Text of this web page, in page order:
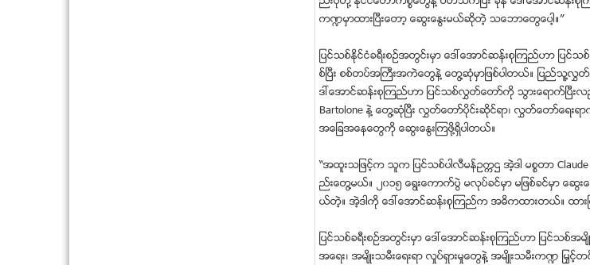
က႑မွာထားၿပီးေတာ့ ေဆြးေႏြးမယ္ဆိုတဲ့ သေဘာေတြေပါ့။”
ျပင္သစ္ႏုိင္ငံခရီးစဥ္အတြင္းမွာ ေဒၚေအာင္ဆန္းစုၾကည္ဟာ ျပ
စ္ၿပီး စစ္တပ္အႀကီးအကဲေတြနဲ႔ ေတြ႔ဆံုမွာျဖစ္ပါတယ္။ ျပည္သူ
ဒၚေအာင္ဆန္းစုၾကည္ဟာ ျပင္သစ္လႊတ္ေတာ္ကို သြားေရာက္ၿပီး
Bartolone နဲ႔ ေတြ႔ဆံုၿပီး လႊတ္ေတာ္ပိုင္းဆုိင္ရာ၊ လႊတ္ေတာ္ေရး
အေျခအေနေတြကို ေဆြးေႏြးၾကဖို႔ရွိပါတယ္။
“အထူးသျဖင့္က သူက ျပင္သစ္ပါလီမန္ဥကၠဌ အဲ့ဒါ မစၥတာ Claude
ည္းေတြ႔မယ္။ ၂၀၁၅ ေရြးေကာက္ပြဲ မလုပ္ခင္မွာ မျဖစ္ခင္မွာ ေဆ
ယ္တဲ့။ အဲ့ဒါကို ေဒၚေအာင္ဆန္းစုၾကည္က အဓိကထားတယ္။ ထားၿပီးေ
ျပင္သစ္ခရီးစဥ္အတြင္းမွာ ေဒၚေအာင္ဆန္းစုၾကည္ဟာ ျပင္သစ္အမ်ိဳး
အေရး၊ အမ်ိဳးသမီးေရးရာ လႈပ္ရွားမႈေတြနဲ႔ အမ်ိဳးသမီးက႑ ျမႇင့္